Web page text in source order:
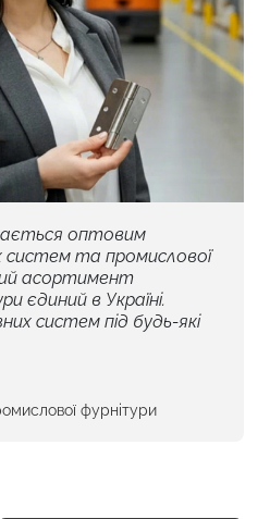
оптовим
систем та промислової
асортимент
єдиний в Україні.
систем під будь-які
фурнітури